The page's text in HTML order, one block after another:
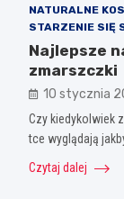
NATURALNE
STARZENIE SIĘ
Najlepsze
zmarszczki
10 stycznia
Czy kiedykolwiek
tce wyglądają
Czytaj dalej